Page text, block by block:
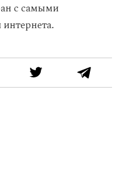
с самыми